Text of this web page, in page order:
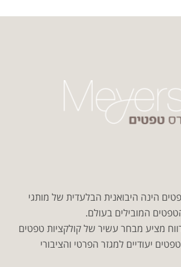
הינה היבואנית הבלעדית של מותגי
המובילים בעולם.
מציע מבחר עשיר של קולקציות טפטים
יעודיים למגזר הפרטי והציבורי